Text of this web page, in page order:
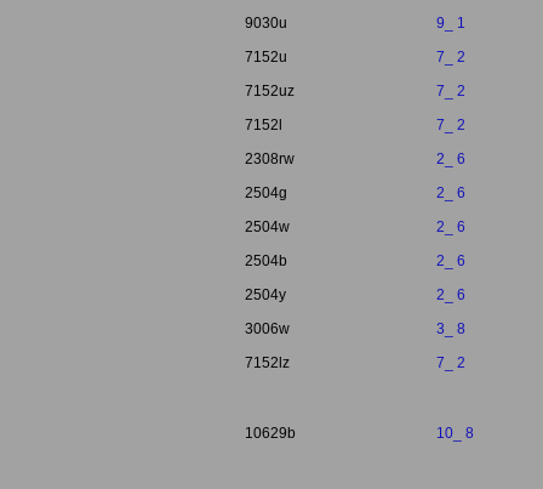
9030u
9_ 1
7152u
7_ 2
7152uz
7_ 2
7152l
7_ 2
2308rw
2_ 6
2504g
2_ 6
2504w
2_ 6
2504b
2_ 6
2504y
2_ 6
3006w
3_ 8
7152lz
7_ 2
10629b 10_ 8